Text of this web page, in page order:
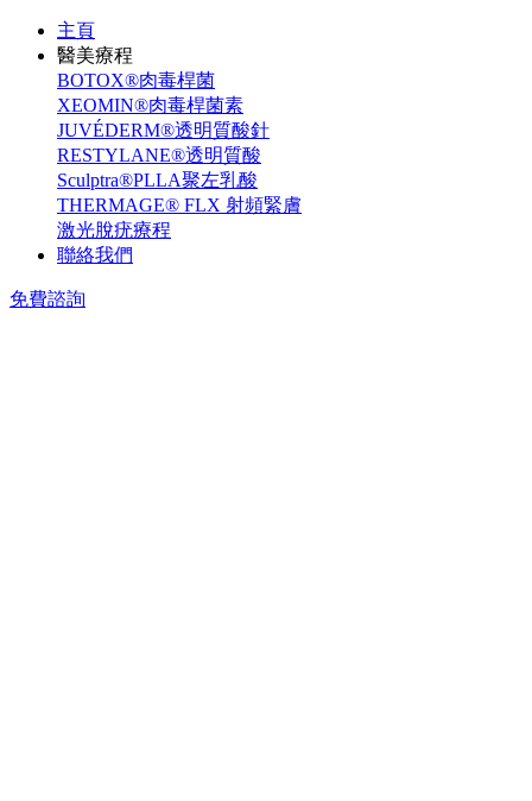
主頁
醫美療程
BOTOX®肉毒桿菌
XEOMIN®肉毒桿菌素
JUVÉDERM®透明質酸針
RESTYLANE®透明質酸
Sculptra®PLLA聚左乳酸
THERMAGE® FLX 射頻緊膚
激光脫疣療程
聯絡我們
免費諮詢